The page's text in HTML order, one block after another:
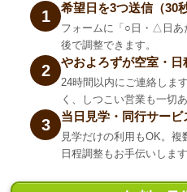
1 希望日を3つ送信（30
フォームに「○日・△日あ
後で調整できます。
2 やおよろずが空室・
24時間以内にご連絡しま
く、しつこい営業も一切
3 当日見学・同行サービ
見学だけの利用もOK。複
日程調整もお手伝いします